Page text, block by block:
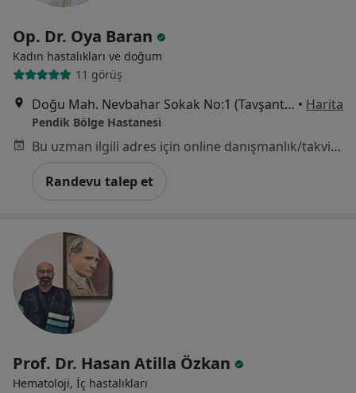
Op. Dr. Oya Baran
Kadın hastalıkları ve doğum
11 görüş
Doğu Mah. Nevbahar Sokak No:1 (Tavşantepe Metro Durağı Yanı), Pendik • Harita
Pendik Bölge Hastanesi
Bu uzman ilgili adres için online danışmanlık/takvim sunmuyor.
Randevu talep et
Prof. Dr. Hasan Atilla Özkan
Hematoloji, İç hastalıkları